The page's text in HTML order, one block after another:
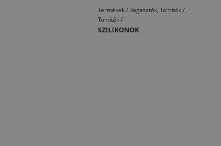
Termékek/ Ragasztók, Tömítők/
Tömítők/
SZILIKONOK